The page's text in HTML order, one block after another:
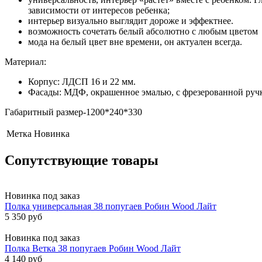
зависимости от интересов ребенка;
интерьер визуально выглядит дороже и эффектнее.
возможность сочетать белый абсолютно с любым цветом
мода на белый цвет вне времени, он актуален всегда.
Материал:
Корпус: ЛДСП 16 и 22 мм.
Фасады: МДФ, окрашенное эмалью, с фрезерованной
Габаритный размер-1200*240*330
Метка Новинка
Сопутствующие товары
Новинка под заказ
Полка универсальная 38 попугаев Робин Wood Лайт
5 350 руб
Новинка под заказ
Полка Ветка 38 попугаев Робин Wood Лайт
4 140 руб